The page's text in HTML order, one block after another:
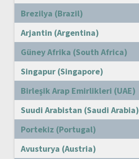
Brezilya (Brazil)
Arjantin (Argentina)
Güney Afrika (South Africa)
Singapur (Singapore)
Birleşik Arap Emirlikleri (UAE)
Suudi Arabistan (Saudi Arabia)
Portekiz (Portugal)
Avusturya (Austria)